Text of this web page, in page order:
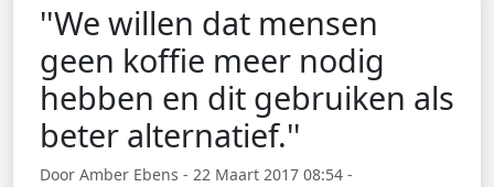
''We willen dat mensen
geen koffie meer nodig
hebben en dit gebruiken als
beter alternatief.''
Door Amber Ebens - 22 Maart 2017 08:54 -